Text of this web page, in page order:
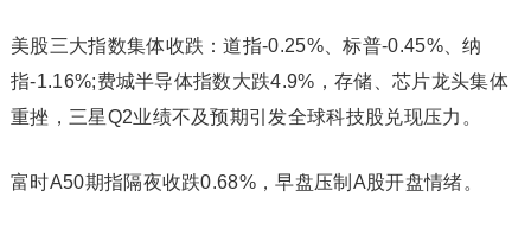
美股三大指数集体收跌：道指-0.25%、标普-0.45%、纳
指-1.16%;费城半导体指数大跌4.9%，存储、芯片龙头集体
重挫，三星Q2业绩不及预期引发全球科技股兑现压力。
富时A50期指隔夜收跌0.68%，早盘压制A股开盘情绪。